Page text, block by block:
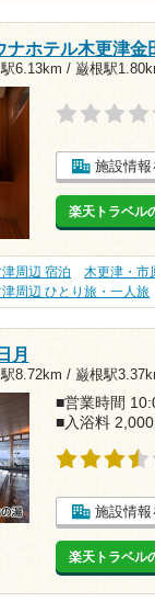
ホテル木更津金
6.13km / 巌根駅
施設情報
楽天トラベル
周辺 宿泊 木更津・市
周辺 ひとり旅・一人旅
月
8.72km / 巌根駅
■営業時間
■入浴料 2,000
施設情報
楽天トラベル